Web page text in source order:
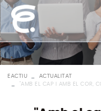
EACTIU
ACTUALITAT
"AMB EL CAP I AMB EL COR,